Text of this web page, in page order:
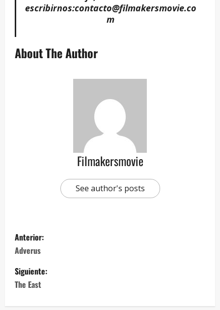
escribirnos:contacto@filmakersmovie.co
m
About The Author
Filmakersmovie
See author's posts
Anterior:
Adverus
Siguiente:
The East